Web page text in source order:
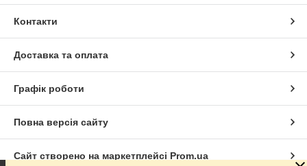
Контакти
Доставка та оплата
Графік роботи
Повна версія сайту
Сайт створено на маркетплейсі Prom.ua